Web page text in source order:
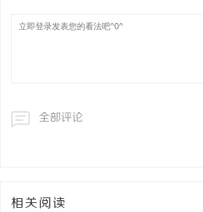
全部评论
相关阅读